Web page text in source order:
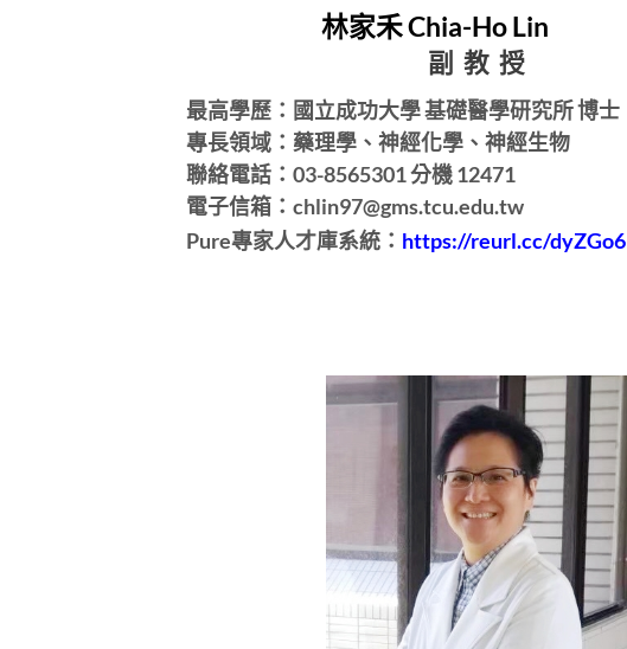
林家禾 Chia-Ho Lin
副 教 授
最高學歷：國立成功大學 基礎醫學研究所 博士
專長領域：藥理學、神經化學、神經生物
聯絡電話：03-8565301 分機 12471
電子信箱：chlin97@gms.tcu.edu.tw
Pure專家人才庫系統： https://reurl.cc/dyZGo6